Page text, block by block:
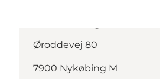
Øroddevej 80
7900 Nykøbing M